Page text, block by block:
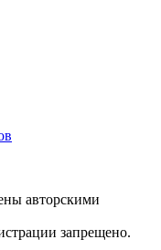
авторскими
запрещено.